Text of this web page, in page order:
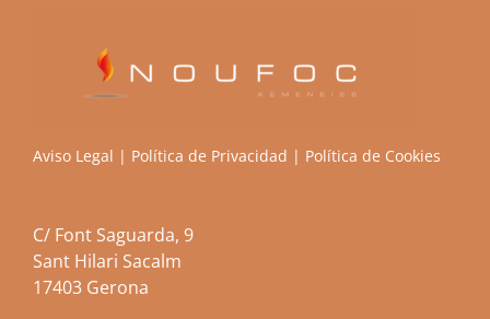
Aviso Legal | Política de Privacidad | Política de Cookies
C/ Font Saguarda, 9
Sant Hilari Sacalm
17403 Gerona